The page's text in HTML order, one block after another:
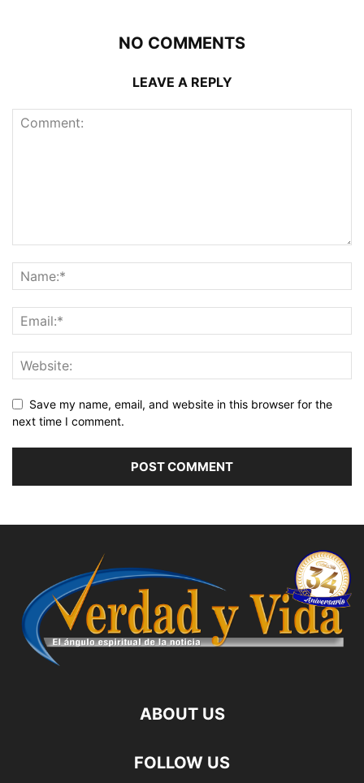
NO COMMENTS
LEAVE A REPLY
Save my name, email, and website in this browser for the
next time I comment.
ABOUT US
FOLLOW US